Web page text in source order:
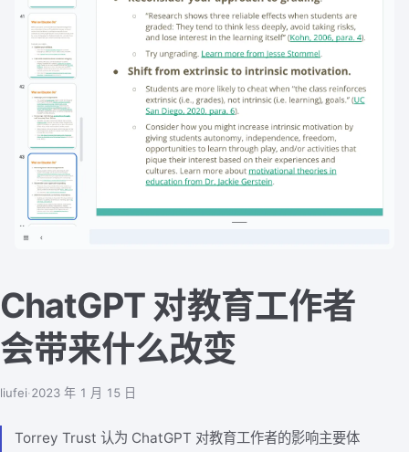
ChatGPT 对教育工作者
会带来什么改变
liufei·2023 年 1 月 15 日
Torrey Trust 认为 ChatGPT 对教育工作者的影响主要体